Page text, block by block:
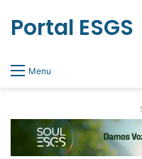
Menu
Portal ESGS